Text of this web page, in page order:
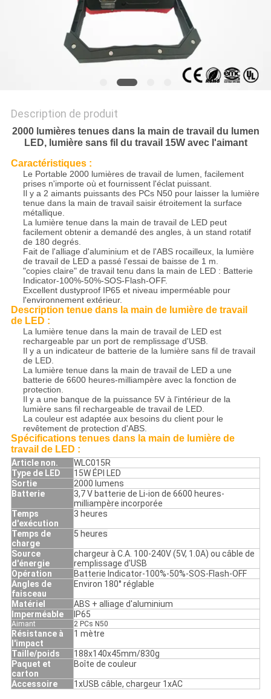
CONFIDENTIALITÉ
Description de produit
2000 lumières tenues dans la main de travail du lumen
LED, lumière sans fil du travail 15W avec l'aimant
Caractéristiques :
Le Portable 2000 lumières de travail de lumen, facilement
prises n'importe où et fournissent l'éclat puissant.
Il y a 2 aimants puissants des PCs N50 pour laisser la lumière
tenue dans la main de travail saisir étroitement la surface
métallique.
La lumière tenue dans la main de travail de LED peut
facilement obtenir a demandé des angles, à un stand rotatif
de 180 degrés.
Fait de l'alliage d'aluminium et de l'ABS rocailleux, la lumière
de travail de LED a passé l'essai de baisse de 1 m.
"copies claire" de travail tenu dans la main de LED : Batterie
Indicator-100%-50%-SOS-Flash-OFF.
Excellent dustyproof IP65 et niveau imperméable pour
l'environnement extérieur.
Description tenue dans la main de lumière de travail
de LED :
La lumière tenue dans la main de travail de LED est
rechargeable par un port de remplissage d'USB.
Il y a un indicateur de batterie de la lumière sans fil de travail
de LED.
La lumière tenue dans la main de travail de LED a une
batterie de 6600 heures-milliampère avec la fonction de
protection.
Il y a une banque de la puissance 5V à l'intérieur de la
lumière sans fil rechargeable de travail de LED.
La couleur est adaptée aux besoins du client pour le
revêtement de protection d'ABS.
Spécifications tenues dans la main de lumière de
travail de LED :
Article non.
WLC015R
Type de LED
15W ÉPI LED
Sortie
2000 lumens
Batterie
3,7 V batterie de Li-ion de 6600 heures-
milliampère incorporée
Temps
d'exécution
3 heures
Temps de
charge
5 heures
Source
d'énergie
chargeur à C.A. 100-240V (5V, 1.0A) ou câble de
remplissage d'USB
Opération
Batterie Indicator-100%-50%-SOS-Flash-OFF
Angles de
faisceau
Environ 180° réglable
Matériel
ABS + alliage d'aluminium
Imperméable
IP65
Aimant 2 PCs N50
Résistance à
l'impact
1 mètre
Taille/poids
188x140x45mm/830g
Paquet et
carton
Boîte de couleur
Accessoire 1xUSB câble, chargeur 1xAC